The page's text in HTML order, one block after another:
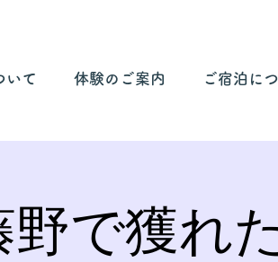
いて 体験のご案内 ご宿泊に
野で獲れ